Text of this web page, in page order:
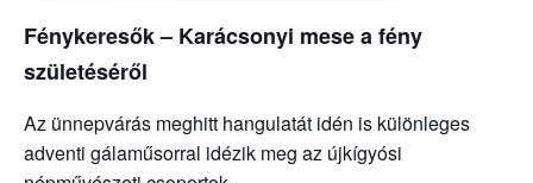
Fénykeresők – Karácsonyi mese a fény
születéséről
Az ünnepvárás meghitt hangulatát idén is különleges
adventi gálaműsorral idézik meg az újkígyósi